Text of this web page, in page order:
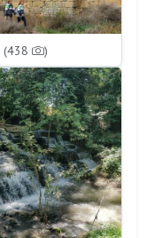
(438 )